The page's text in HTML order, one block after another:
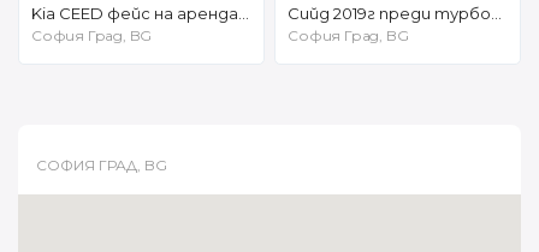
София Град, BG София Град, BG
СОФИЯ ГРАД, BG